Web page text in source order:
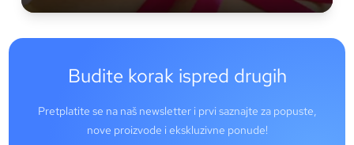
Budite korak ispred drugih
Pretplatite se na naš newsletter i prvi saznajte za popuste,
nove proizvode i ekskluzivne ponude!